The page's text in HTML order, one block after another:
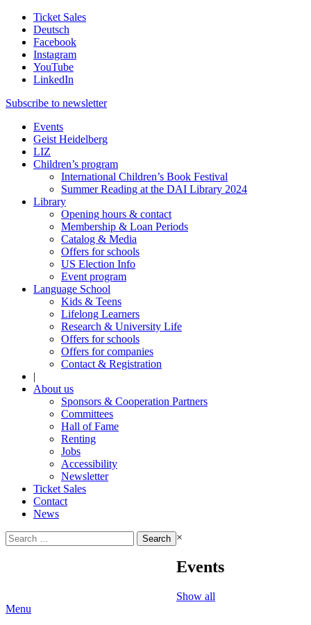
Ticket Sales
Deutsch
Facebook
Instagram
YouTube
LinkedIn
Subscribe to newsletter
Events
Geist Heidelberg
LIZ
Children’s program
International Children’s Book Festival
Summer Reading at the DAI Library 2024
Library
Opening hours & contact
Membership & Loan Periods
Catalog & Media
Offers for schools
US Election Info
Event program
Language School
Kids & Teens
Lifelong Learners
Research & University Life
Offers for schools
Offers for companies
Contact & Registration
|
About us
Sponsors & Cooperation Partners
Committees
Hall of Fame
Renting
Jobs
Accessibility
Newsletter
Ticket Sales
Contact
News
Search
for:
×
Events
Show all
Menu